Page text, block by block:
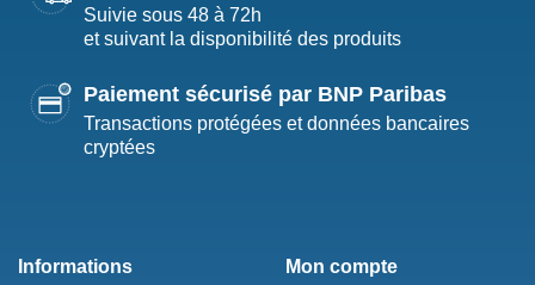
Suivie sous 48 à 72h
et suivant la disponibilité des produits
Paiement sécurisé par BNP Paribas
Transactions protégées et données bancaires
cryptées
Informations Mon compte